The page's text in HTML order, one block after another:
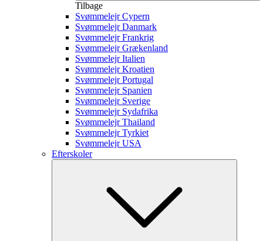
Tilbage
Svømmelejr Cypern
Svømmelejr Danmark
Svømmelejr Frankrig
Svømmelejr Grækenland
Svømmelejr Italien
Svømmelejr Kroatien
Svømmelejr Portugal
Svømmelejr Spanien
Svømmelejr Sverige
Svømmelejr Sydafrika
Svømmelejr Thailand
Svømmelejr Tyrkiet
Svømmelejr USA
Efterskoler